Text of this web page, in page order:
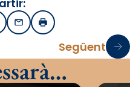
EmailImprimir
Següent